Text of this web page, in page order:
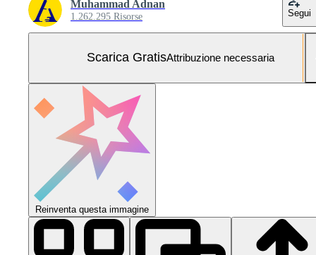
Muhammad Adnan
1.262.295 Risorse Segui
Scarica GratisAttribuzione necessaria
Reinventa questa immagine